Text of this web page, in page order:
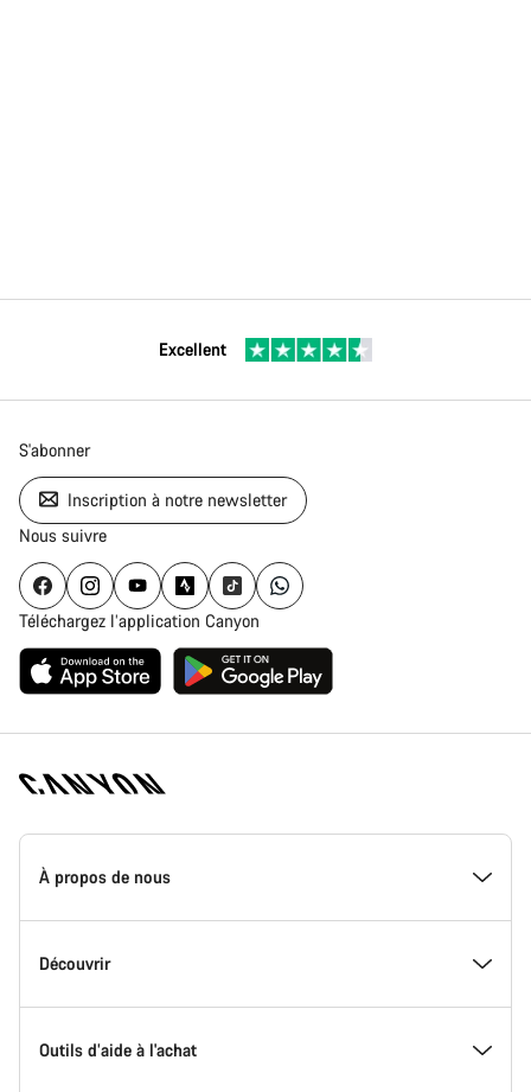
Excellent
S'abonner
Inscription à notre newsletter
Nous suivre
Téléchargez l’application Canyon
Page
d'accueil
Canyon
-
Canyon
À propos de nous
Inside Canyon
L'innovation chez Canyon
Découvrir
Evénements
Outils d’aide à l'achat